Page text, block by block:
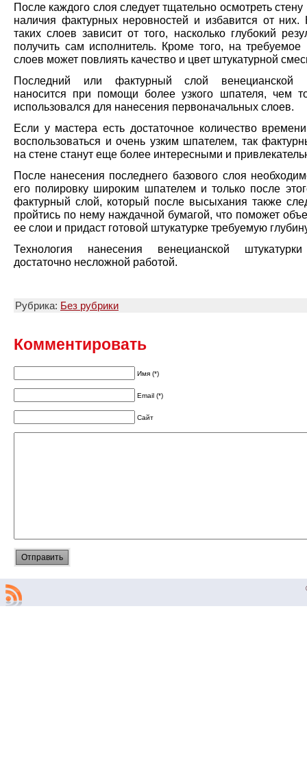
После каждого слоя следует тщательно осмотреть
наличия фактурных неровностей и избавится от них.
таких слоев зависит от того, насколько глубокий
получить сам исполнитель. Кроме того, на требуемое
слоев может повлиять качество и цвет штукатурной
Последний или фактурный слой венецианской
наносится при помощи более узкого шпателя, чем
использовался для нанесения первоначальных слоев.
Если у мастера есть достаточное количество
воспользоваться и очень узким шпателем, так
на стене станут еще более интересными и
После нанесения последнего базового слоя
его полировку широким шпателем и только после
фактурный слой, который после высыхания также
пройтись по нему наждачной бумагой, что поможет
ее слои и придаст готовой штукатурке требуемую
Технология нанесения венецианской
достаточно несложной работой.
Рубрика: Без рубрики
Комментировать
Имя (*)
Email (*)
Сайт